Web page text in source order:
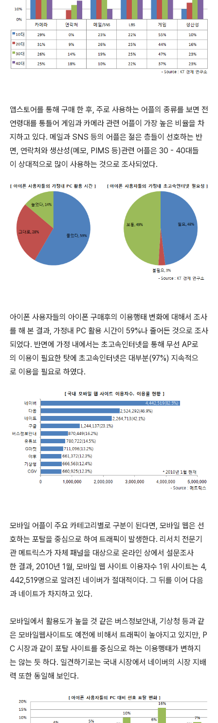
앱스토어를 통해 구매 한 후, 주로 사용하는 어플의 종류를 보면 전
연령대를 통틀어 게임과 카메라 관련 어플이 가장 높은 비율을 차
지하고 있다. 메일과 SNS 등의 어플은 젊은 층들이 선호하는 반
면, 연락처와 생산성(메모, PIMS 등)관련 어플은 30 - 40대들
이 상대적으로 많이 사용하는 것으로 조사되었다.
아이폰 사용자들의 아이폰 구매후의 이용행태 변화에 대해서 조사
를 해 본 결과, 가정내 PC 활용 시간이 59%나 줄어든 것으로 조사
되었다. 반면에 가정 내에서는 초고속인터넷을 통해 무선 AP로
의 이용이 필요한 탓에 초고속인터넷은 대부분(97%) 지속적으
로 이용을 필요로 하였다.
모바일 어플이 주요 카테고리별로 구분이 된다면, 모바일 웹은 선
호하는 포탈을 중심으로 하여 트래픽이 발생한다. 리서치 전문기
관 메트릭스가 자체 패널을 대상으로 온라인 상에서 설문조사
한 결과, 2010년 1월, 모바일 웹 사이트 이용자수 1위 사이트는 4,
442,519명으로 알려진 네이버가 절대적이다. 그 뒤를 이어 다음
과 네이트가 차지하고 있다.
모바일에서 활용도가 높을 것 같은 버스정보안내, 기상청 등과 같
은 모바일웹사이트도 예전에 비해서 트래픽이 높아지고 있지만, P
C 시장과 같이 포탈 사이트를 중심으로 하는 이용행태가 변하지
는 않는 듯 하다. 일견하기로는 국내 시장에서 네이버의 시장 지배
력 또한 동일해 보인다.